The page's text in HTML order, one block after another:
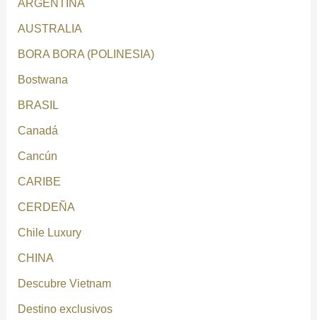
ARGENTINA
AUSTRALIA
BORA BORA (POLINESIA)
Bostwana
BRASIL
Canadá
Cancún
CARIBE
CERDEÑA
Chile Luxury
CHINA
Descubre Vietnam
Destino exclusivos